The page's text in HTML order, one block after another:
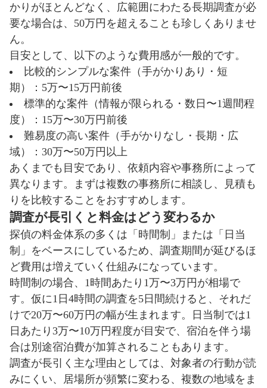
かりがほとんどなく、広範囲にわたる長期調査が必
要な場合は、50万円を超えることも珍しくありませ
ん。
目安として、以下のような費用感が一般的です。
比較的シンプルな案件（手がかりあり・短
期）：5万〜15万円前後
標準的な案件（情報が限られる・数日〜1週間程
度）：15万〜30万円前後
難易度の高い案件（手がかりなし・長期・広
域）：30万〜50万円以上
あくまでも目安であり、依頼内容や事務所によって
異なります。まずは複数の事務所に相談し、見積も
りを比較することをおすすめします。
調査が長引くと料金はどう変わるか
探偵の料金体系の多くは「時間制」または「日当
制」をベースにしているため、調査期間が延びるほ
ど費用は増えていく仕組みになっています。
時間制の場合、1時間あたり1万〜3万円が相場で
す。仮に1日4時間の調査を5日間続けると、それだ
けで20万〜60万円の幅が生まれます。日当制では1
日あたり3万〜10万円程度が目安で、宿泊を伴う場
合は別途宿泊費が加算されることもあります。
調査が長引く主な理由としては、対象者の行動が読
みにくい、居場所が頻繁に変わる、複数の地域をま